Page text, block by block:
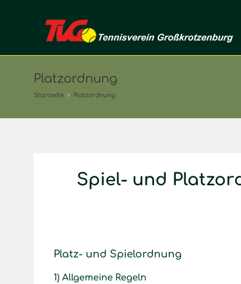
Platzordnung
Startseite > Platzordnung
Spiel- und
Platz- und Spielordnung
1) Allgemeine Regeln